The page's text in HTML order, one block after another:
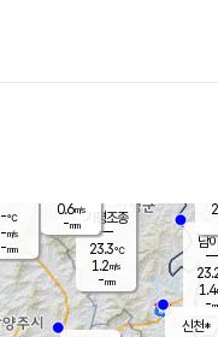
남
1.4
-
가평조종
23.3℃
1.2m/s
-mm
-℃
-m/s
-mm
신천*
0.6m/s
-mm